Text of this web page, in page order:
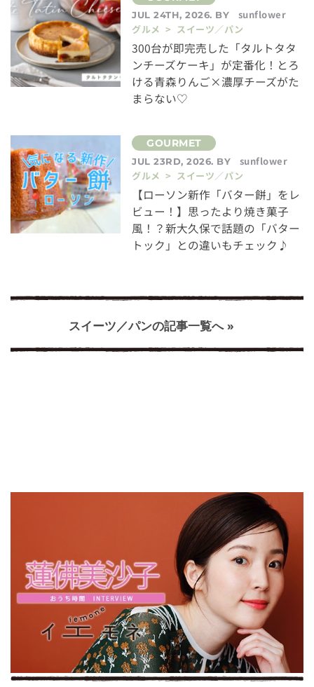
JUL 24TH, 2026. BY
sunflower
グルメ > スイーツ／パン
300台が即完売した「タルトタタ
ンチーズケーキ」が定番化！とろ
ける青森りんご×濃厚チーズがた
まらない♡
JUL 23RD, 2026. BY
sunflower
グルメ > スイーツ／パン
【ローソン新作「バター餅」をレ
ビュー！】思ったより焼き菓子
風！？新大久保で話題の「バター
トック」との違いもチェック♪
スイーツ／パンの記事一覧へ »